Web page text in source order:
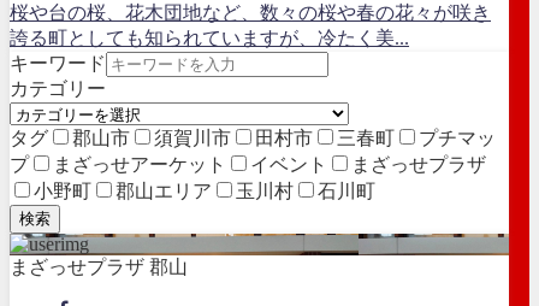
桜や台の桜、花木団地など、数々の桜や春の花々が咲き
誇る町としても知られていますが、冷たく美...
キーワード
カテゴリー
タグ 郡山市 須賀川市 田村市 三春町
プチマッ
プ
まざっせアーケット イベント
まざっせプラザ
小野町
郡山エリア 玉川村 石川町
検索
まざっせプラザ 郡山